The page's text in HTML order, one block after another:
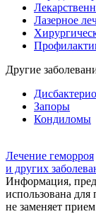
Лазерное
Другие
Запоры
Кондиломы
Лечение геморроя
и других
Информация,
использована для
не заменяет прием